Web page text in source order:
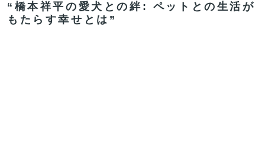
“橋本祥平の愛犬との絆: ペットとの生活が
もたらす幸せとは”